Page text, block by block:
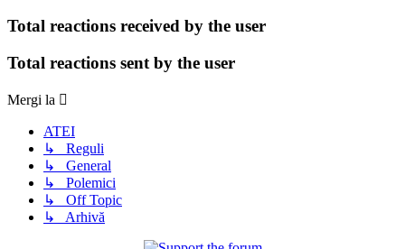
Total reactions received by the user
Total reactions sent by the user
Mergi la
ATEI
↳ Reguli
↳ General
↳ Polemici
↳ Off Topic
↳ Arhivă